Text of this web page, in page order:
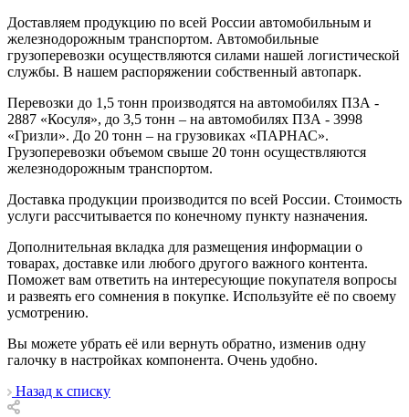
Доставляем продукцию по всей России автомобильным и
железнодорожным транспортом. Автомобильные
грузоперевозки осуществляются силами нашей логистической
службы. В нашем распоряжении собственный автопарк.
Перевозки до 1,5 тонн производятся на автомобилях ПЗА -
2887 «Косуля», до 3,5 тонн – на автомобилях ПЗА - 3998
«Гризли». До 20 тонн – на грузовиках «ПАРНАС».
Грузоперевозки объемом свыше 20 тонн осуществляются
железнодорожным транспортом.
Доставка продукции производится по всей России. Стоимость
услуги рассчитывается по конечному пункту назначения.
Дополнительная вкладка для размещения информации о
товарах, доставке или любого другого важного контента.
Поможет вам ответить на интересующие покупателя вопросы
и развеять его сомнения в покупке. Используйте её по своему
усмотрению.
Вы можете убрать её или вернуть обратно, изменив одну
галочку в настройках компонента. Очень удобно.
Назад к списку